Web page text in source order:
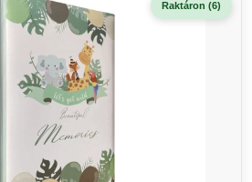
Raktáron (6)